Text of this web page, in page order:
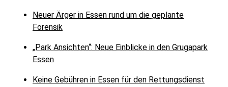
Neuer Ärger in Essen rund um die geplante
Forensik
„Park Ansichten“: Neue Einblicke in den Grugapark
Essen
Keine Gebühren in Essen für den Rettungsdienst